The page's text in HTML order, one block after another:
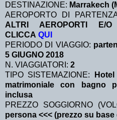
DESTINAZIONE: Marrakech
AEROPORTO DI
ALTRI AEROPORTI E/
CLICCA QUI
PERIODO DI VIAGGIO:
5 GIUGNO 2018
N. VIAGGIATORI: 2
TIPO SISTEMAZIONE:
matrimoniale con bagno
inclusa
PREZZO SOGGIORNO
persona <<< (prezzo su